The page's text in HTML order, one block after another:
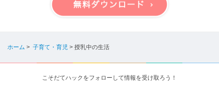
ホーム > 子育て・育児 > 授乳中の生活
こそだてハックをフォローして情報を受け取ろう！